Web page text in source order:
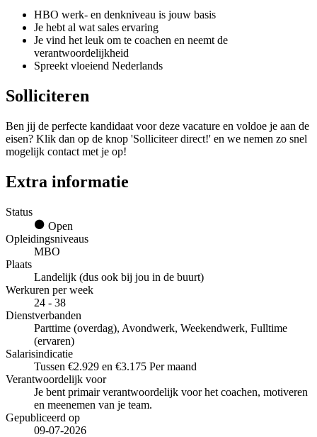
HBO werk- en denkniveau is jouw basis
Je hebt al wat sales ervaring
Je vind het leuk om te coachen en neemt de
verantwoordelijkheid
Spreekt vloeiend Nederlands
Solliciteren
Ben jij de perfecte kandidaat voor deze vacature en voldoe je aan de
eisen? Klik dan op de knop 'Solliciteer direct!' en we nemen zo snel
mogelijk contact met je op!
Extra informatie
Status
Open
Opleidingsniveaus
MBO
Plaats
Landelijk (dus ook bij jou in de buurt)
Werkuren per week
24 - 38
Dienstverbanden
Parttime (overdag), Avondwerk, Weekendwerk, Fulltime
(ervaren)
Salarisindicatie
Tussen €2.929 en €3.175 Per maand
Verantwoordelijk voor
Je bent primair verantwoordelijk voor het coachen, motiveren
en meenemen van je team.
Gepubliceerd op
09-07-2026